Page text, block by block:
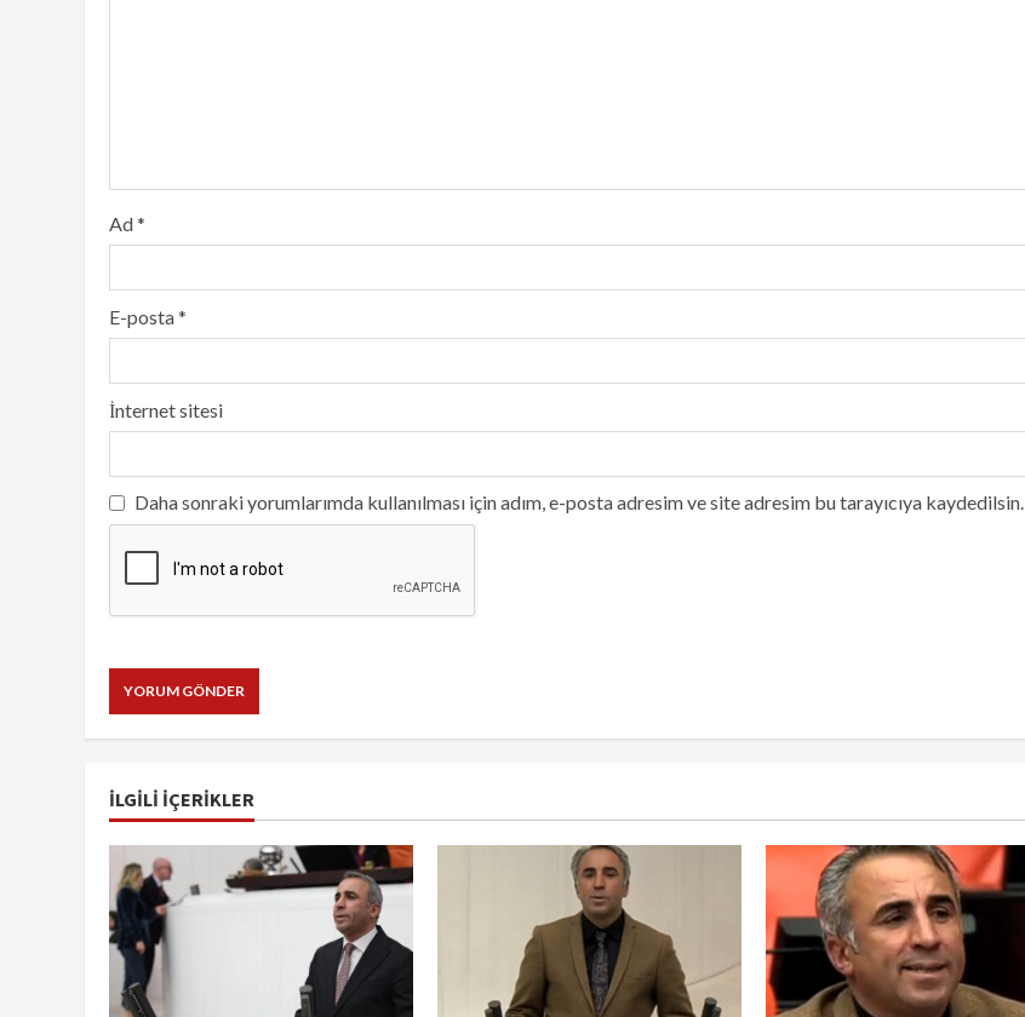
Ad*
E-posta*
İnternet sitesi
Daha sonraki yorumlarımda kullanılması için adım, e-posta adresim ve site adresim bu tarayıcıya kaydedilsin.
İLGILI IÇERIKLER